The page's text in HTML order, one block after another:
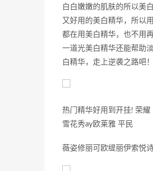
白白嫩嫩的肌肤的所以美
又好用的美白精华，所以
都在用美白精华，也不用
一道光美白精华还能帮助
白精华，走上逆袭之路吧！
热门精华好用到开挂! 荣
雪花秀ay欧莱雅 平民
薇姿修丽可欧缇丽伊索悦